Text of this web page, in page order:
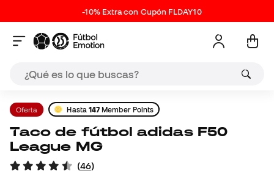
-10% Extra con Cupón FLDAY10
Oferta Hasta 147 Member Points
Taco de fútbol adidas F50
League MG
(46)